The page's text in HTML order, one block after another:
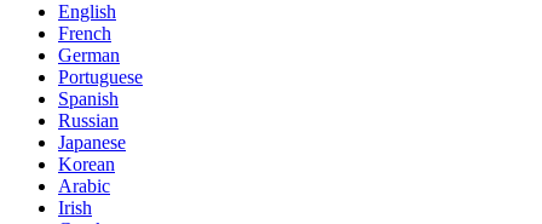
English
French
German
Portuguese
Spanish
Russian
Japanese
Korean
Arabic
Irish